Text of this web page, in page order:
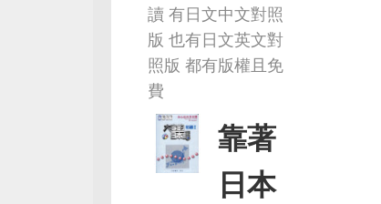
讀 有日文中文對照
版 也有日文英文對
照版 都有版權且免
費
靠著
日本